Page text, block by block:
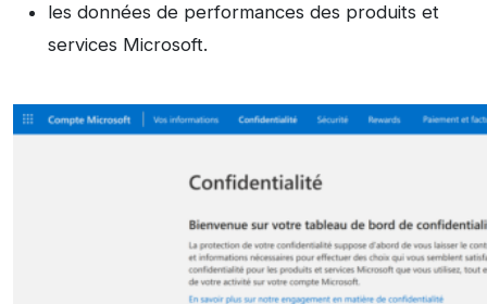
les données de performances des produits et
services Microsoft.